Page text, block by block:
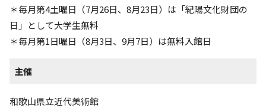
＊毎月第4土曜日（7月26日、8月23日）は「紀陽文化財団の
日」として大学生無料
＊毎月第1日曜日（8月3日、9月7日）は無料入館日
主催
和歌山県立近代美術館